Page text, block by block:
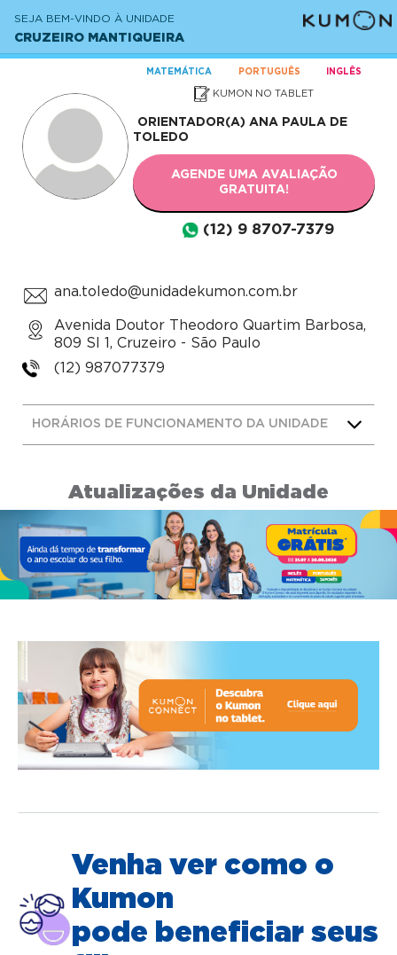
SEJA BEM-VINDO À UNIDADE
CRUZEIRO MANTIQUEIRA
MATEMÁTICA PORTUGUÊS INGLÊS
KUMON NO TABLET
ORIENTADOR(A) ANA PAULA DE
TOLEDO
AGENDE UMA AVALIAÇÃO
GRATUITA!
(12) 9 8707-7379
ana.toledo@unidadekumon.com.br
Avenida Doutor Theodoro Quartim Barbosa,
809 Sl 1, Cruzeiro - São Paulo
(12) 987077379
HORÁRIOS DE FUNCIONAMENTO DA UNIDADE
Atualizações da Unidade
Venha ver como o
Kumon
pode beneficiar seus